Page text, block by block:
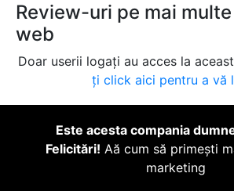
Review-uri pe mai
web
Doar userii logați au acces la
ți click aici pentru a vă
Este acesta compania
Felicitări! Aă cum să primești
marketing